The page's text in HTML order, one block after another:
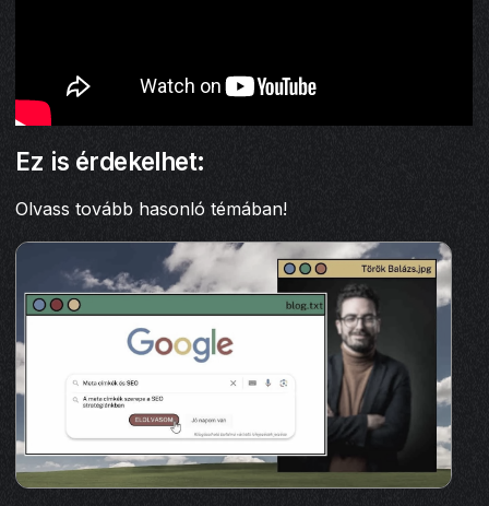
Ez is érdekelhet:
Olvass tovább hasonló témában!